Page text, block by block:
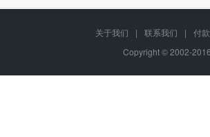
关于我们 | 联系我们 |
付
Copyright © 2002-